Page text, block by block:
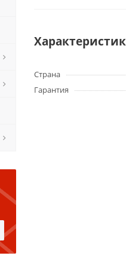
Страна
Гарантия